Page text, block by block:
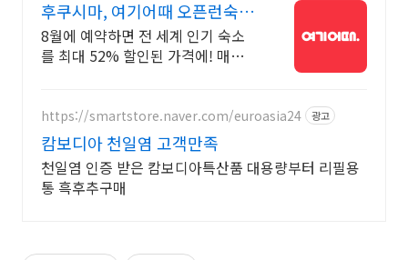
후쿠시마, 여기어때 오픈런숙소
최대 81% 할인
8월에 예약하면 전 세계 인기 숙소
를 최대 52% 할인된 가격에! 매주
https://smartstore.naver.com/euroasia24 광고
캄보디아 천일염 고객만족
천일염 인증 받은 캄보디아특산품 대용량부터 리필용
통 흑후추구매